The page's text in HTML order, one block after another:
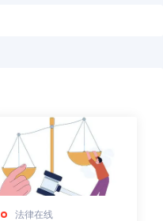
法律在线